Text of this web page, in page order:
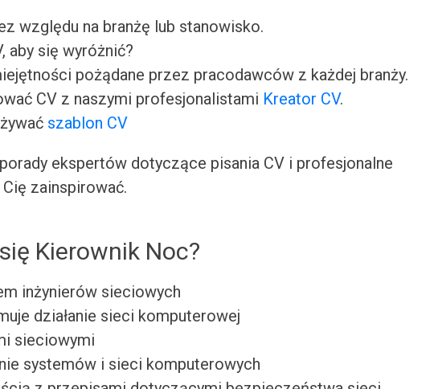
względu na branżę lub stanowisko.
aby się wyróżnić?
pożądane przez pracodawców z każdej branży.
CV z naszymi profesjonalistami Kreator CV.
szablon CV
ekspertów dotyczące pisania CV i profesjonalne
zainspirować.
Kierownik Noc?
inżynierów sieciowych
działanie sieci komputerowej
sieciowymi
systemów i sieci komputerowych